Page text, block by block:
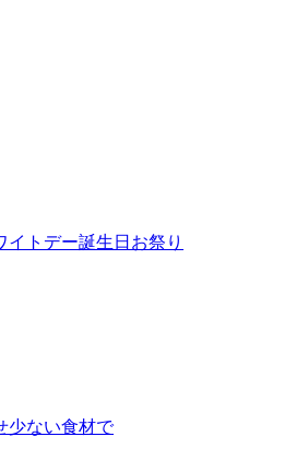
イトデー誕生日 お祭り
少ない食材で